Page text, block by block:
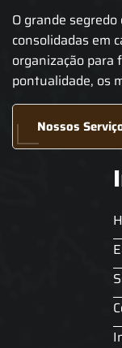
O grande
consolidadas em
organização para
pontualidade, os
Nossos